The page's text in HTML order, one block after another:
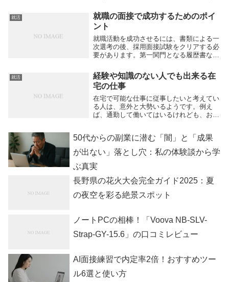
ールしたら良いか悩んでいるといいます。
これまで、試験でいい点をとったことがあ
っても、他人...
就活
就職の面接で成功するためのポイ
ント
就職活動を成功させるには、書類による一
次選考の後、採用面接試験をクリアする必
要があります。第一関門となる履歴書など
ることが可能です。これに対して、採用面
接では、聞かれたことにその場で回答しな
ければなりま...
就活
経験や知識のない人でも出来る在
宅の仕事
在宅で可能な仕事に従事したいと考えてい
る人は、意外と大勢いるようです。例え
ば、通勤して働いてはいるけれども、お給
大半をとられているので、隙間時間に在宅
での仕事をした...
50代からの副業に潜む「闇」と「成果
が出ない」落とし穴：私の体験談から学
ぶ真実
長野県の花火大会完全ガイド2025：夏
の夜空を彩る絶景スポット
ノートPCの相棒！「Voova NB-SLV-
Strap-GY-15.6」の口コミレビュー
AI面接練習で内定率2倍！おすすめツー
ル6選と使い方